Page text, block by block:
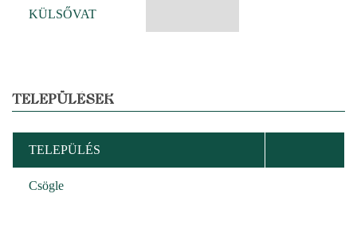
KÜLSŐVAT
TELEPÜLÉSEK
TELEPÜLÉS
Csögle